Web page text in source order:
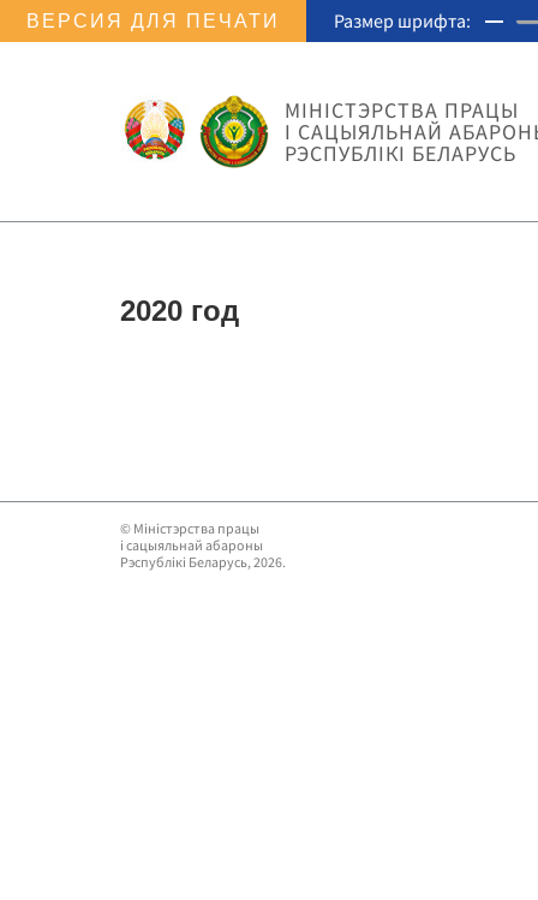
ВЕРСИЯ ДЛЯ ПЕЧАТИ Размер шрифта:
МIНIСТЭРСТВА ПРАЦЫ
I САЦЫЯЛЬНАЙ
РЭСПУБЛІКІ БЕЛАРУСЬ
2020 год
© Мiнiстэрства працы
i сацыяльнай абароны
Рэспублікі Беларусь, 2026.